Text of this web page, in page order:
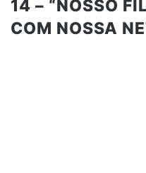
14 – “NOSSO
COM NOSSA